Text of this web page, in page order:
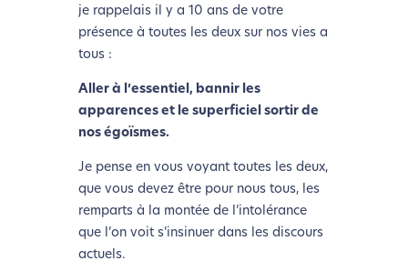
L’écoconception, ça vous
concerne aussi !
Nous avons développé ce site Internet dans le cadre
d’une démarche forte d’écoconception.
Si vous aussi vous souhaitez diminuer drastiquement
les besoins énergétiques nécessaires à votre
navigation, vous pouvezle parcourir dans son Mode
Eco. Celui-ci sollicitera très peu nos serveurs et vous
deviendrez ainsi un acteur majeur de
je rappelais il y a 10 ans de votre
présence à toutes les deux sur nos vies a
tous :
Aller à l’essentiel, bannir les
apparences et le superficiel sortir de
nos égoïsmes.
Je pense en vous voyant toutes les deux,
que vous devez être pour nous tous, les
remparts à la montée de l’intolérance
que l’on voit s’insinuer dans les discours
actuels.